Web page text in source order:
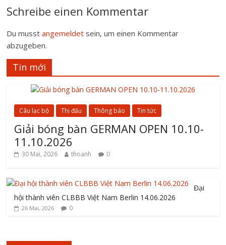
Schreibe einen Kommentar
Du musstangemeldet sein, um einen Kommentar
abzugeben.
Tin mới
Câu lạc bộ Thi đấu Thông báo Tin tức
Giải bóng bàn GERMAN OPEN 10.10-
11.10.2026
30 Mai, 2026 thoanh 0
Đại
hội thành viên CLBBB Việt Nam Berlin 14.06.2026
26 Mai, 2026 0